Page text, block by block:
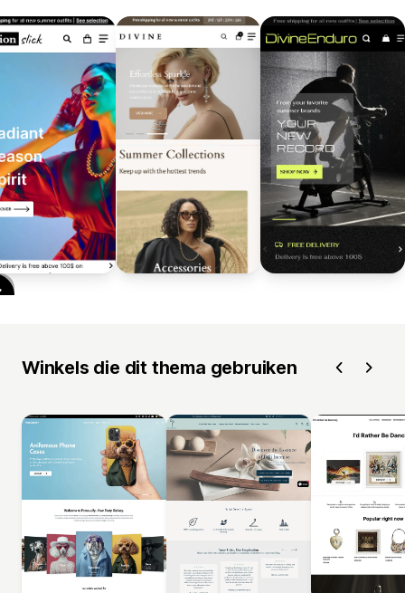
Winkels die dit thema gebruiken